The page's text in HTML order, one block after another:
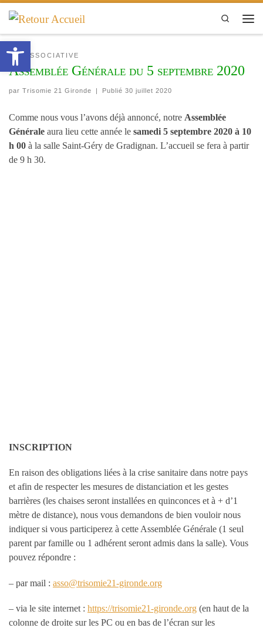
Passer au contenu
Search
VIE ASSOCIATIVE
Assemblée Générale du 5 septembre 2020
par Trisomie 21 Gironde | Publié 30 juillet 2020
Comme nous vous l’avons déjà annoncé, notre Assemblée
Générale aura lieu cette année le samedi 5 septembre 2020 à 10
h 00 à la salle Saint-Géry de Gradignan. L’accueil se fera à partir
de 9 h 30.
INSCRIPTION
En raison des obligations liées à la crise sanitaire dans notre pays
et afin de respecter les mesures de distanciation et les gestes
barrières (les chaises seront installées en quinconces et à + d’1
mètre de distance), nous vous demandons de bien vouloir nous
indiquer si vous participerez à cette Assemblée Générale (1 seul
parent par famille ou 1 adhérent seront admis dans la salle). Vous
pouvez répondre :
– par mail : asso@trisomie21-gironde.org
– via le site internet : https://trisomie21-gironde.org (en haut de la
colonne de droite sur les PC ou en bas de l’écran sur les
Ouvrir la barre d’outils